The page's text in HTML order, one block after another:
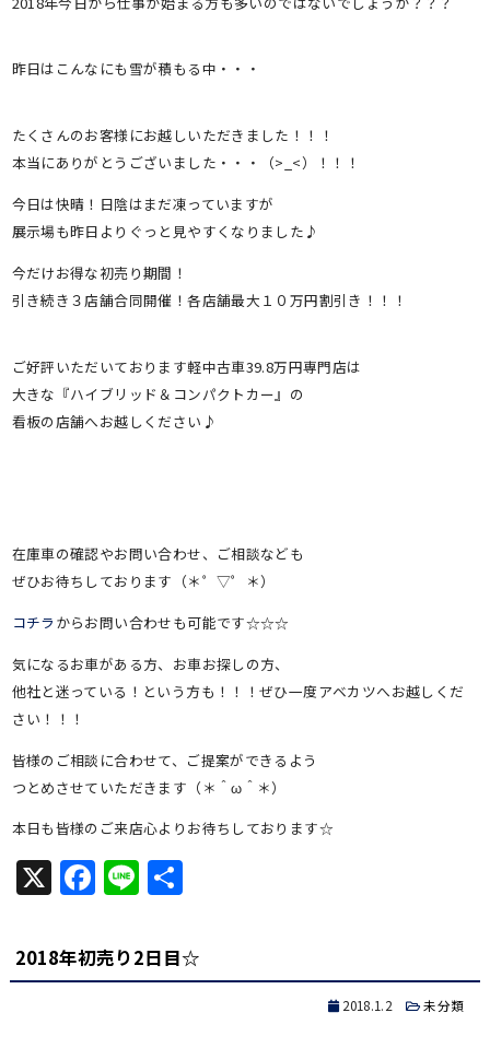
昨日はこんなにも雪が積もる中・・・
たくさんのお客様にお越しいただきました！！！
本当にありがとうございました・・・（>_<）！！！
今日は快晴！日陰はまだ凍っていますが
展示場も昨日よりぐっと見やすくなりました♪
今だけお得な初売り期間！
引き続き３店舗合同開催！各店舗最大１０万円割引き！！！
ご好評いただいております軽中古車39.8万円専門店は
大きな『ハイブリッド＆コンパクトカー』の
看板の店舗へお越しください♪
在庫車の確認やお問い合わせ、ご相談なども
ぜひお待ちしております（＊゜▽゜＊）
コチラ からお問い合わせも可能です☆☆☆
気になるお車がある方、お車お探しの方、
他社と迷っている！という方も！！！ぜひ一度アベカツへお越しくだ
さい！！！
皆様のご相談に合わせて、ご提案ができるよう
つとめさせていただきます（＊＾ω＾＊）
本日も皆様のご来店心よりお待ちしております☆
X Facebook
Line共
2018年初売り2日目☆
2018.1.2 未分類